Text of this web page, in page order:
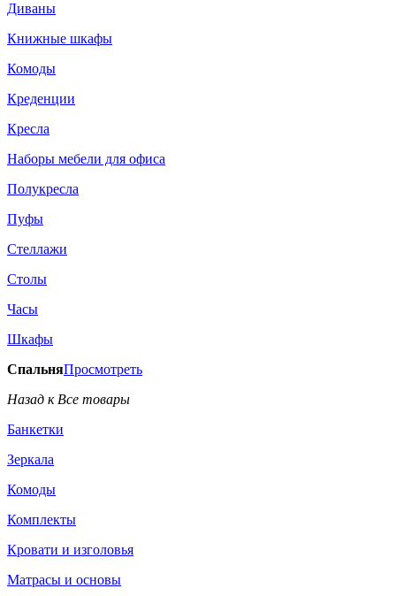
Диваны
Книжные шкафы
Комоды
Креденции
Кресла
Наборы мебели для офиса
Полукресла
Пуфы
Стеллажи
Столы
Часы
Шкафы
СпальняПросмотреть
Назад к Все товары
Банкетки
Зеркала
Комоды
Комплекты
Кровати и изголовья
Матрасы и основы